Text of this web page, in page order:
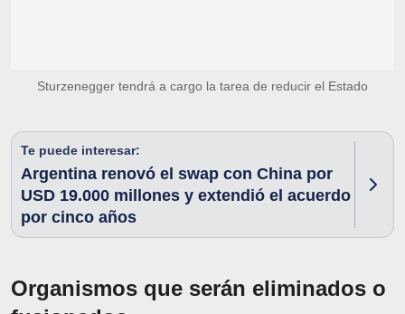
Sturzenegger tendrá a cargo la tarea de reducir el Estado
Te puede interesar:
Argentina renovó el swap con China por
USD 19.000 millones y extendió el acuerdo
por cinco años
Organismos que serán eliminados o